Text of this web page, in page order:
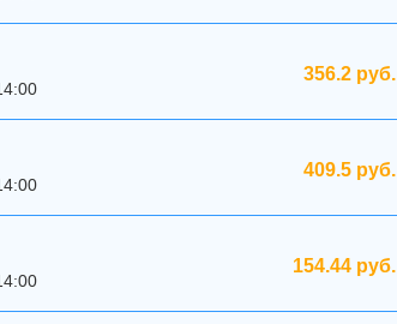
356.2 руб.
409.5 руб.
154.44 руб.